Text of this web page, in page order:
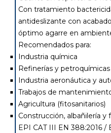
Con tratamiento
antideslizante con
óptimo agarre en
Recomendados para:
Industria química
Refinerías y petroquímicas
Industria aeronáutica y
Trabajos de
Agricultura (fitosanitarios)
Construcción, albañilería y
EPI CAT III EN 388:2016 /